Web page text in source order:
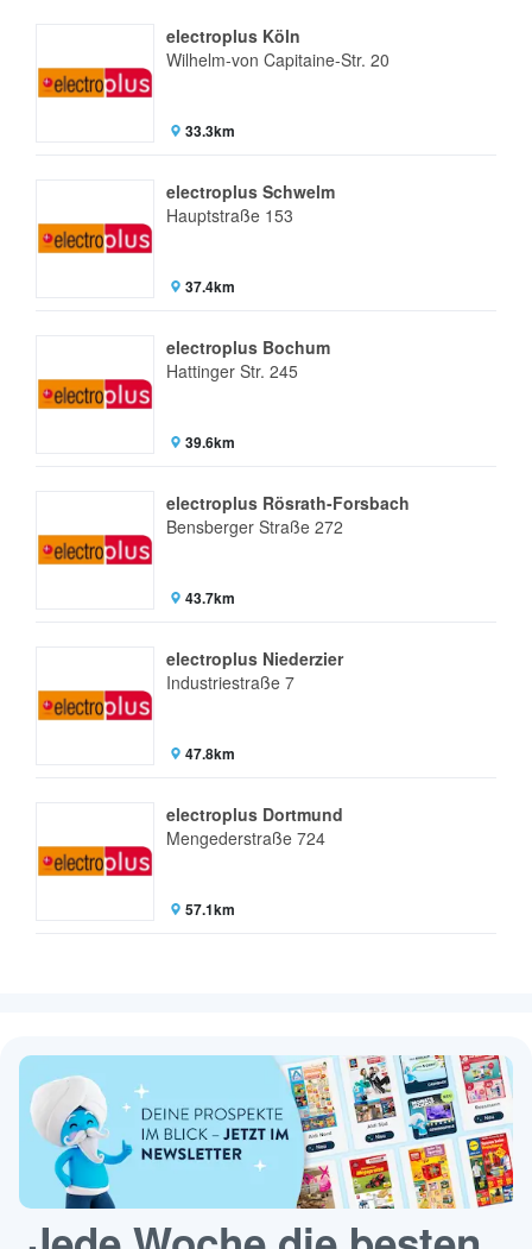
electroplus Köln
Wilhelm-von Capitaine-Str. 20
33.3km
electroplus Schwelm
Hauptstraße 153
37.4km
electroplus Bochum
Hattinger Str. 245
39.6km
electroplus Rösrath-Forsbach
Bensberger Straße 272
43.7km
electroplus Niederzier
Industriestraße 7
47.8km
electroplus Dortmund
Mengederstraße 724
57.1km